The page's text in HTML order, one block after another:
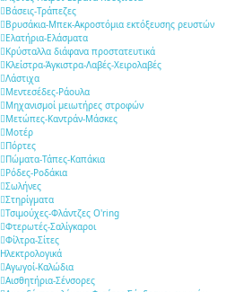
Βάσεις-Τράπεζες
Βρυσάκια-Μπεκ-Ακροστόμια εκτόξευσης ρευστών
Ελατήρια-Ελάσματα
Κρύσταλλα διάφανα προστατευτικά
Κλείστρα-Άγκιστρα-Λαβές-Χειρολαβές
Λάστιχα
Μεντεσέδες-Ράουλα
Μηχανισμοί μειωτήρες στροφών
Μετώπες-Καντράν-Μάσκες
Μοτέρ
Πόρτες
Πώματα-Τάπες-Καπάκια
Ρόδες-Ροδάκια
Σωλήνες
Στηρίγματα
Τσιμούχες-Φλάντζες O'ring
Φτερωτές-Σαλίγκαροι
Φίλτρα-Σίτες
Ηλεκτρολογικά
Αγωγοί-Καλώδια
Αισθητήρια-Σένσορες